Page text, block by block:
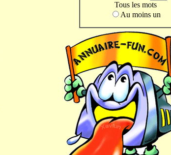
Tous les mots
Au moins un